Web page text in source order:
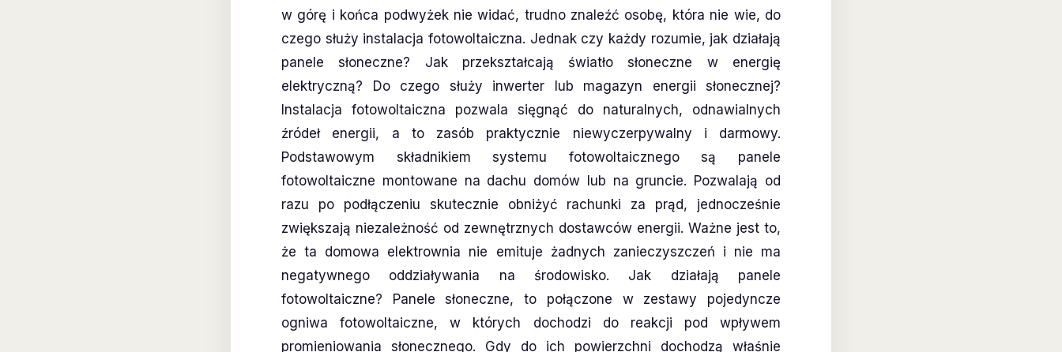
w górę i końca podwyżek nie widać, trudno znaleźć osobę, która nie wie, do
czego służy instalacja fotowoltaiczna. Jednak czy każdy rozumie, jak działają
panele słoneczne? Jak przekształcają światło słoneczne w energię
elektryczną? Do czego służy inwerter lub magazyn energii słonecznej?
Instalacja fotowoltaiczna pozwala sięgnąć do naturalnych, odnawialnych
źródeł energii, a to zasób praktycznie niewyczerpywalny i darmowy.
Podstawowym składnikiem systemu fotowoltaicznego są panele
fotowoltaiczne montowane na dachu domów lub na gruncie. Pozwalają od
razu po podłączeniu skutecznie obniżyć rachunki za prąd, jednocześnie
zwiększają niezależność od zewnętrznych dostawców energii. Ważne jest to,
że ta domowa elektrownia nie emituje żadnych zanieczyszczeń i nie ma
negatywnego oddziaływania na środowisko. Jak działają panele
fotowoltaiczne? Panele słoneczne, to połączone w zestawy pojedyncze
ogniwa fotowoltaiczne, w których dochodzi do reakcji pod wpływem
promieniowania słonecznego. Gdy do ich powierzchni dochodzą właśnie